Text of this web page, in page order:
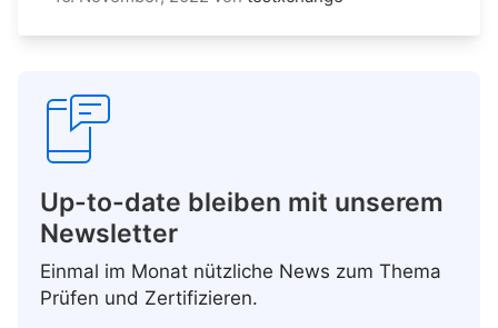
Up-to-date bleiben mit unserem
Newsletter
Einmal im Monat nützliche News zum Thema
Prüfen und Zertifizieren.